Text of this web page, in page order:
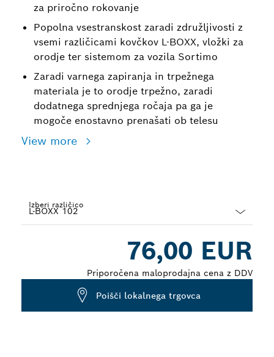
za priročno rokovanje
Popolna vsestranskost zaradi združljivosti z
vsemi različicami kovčkov L-BOXX, vložki za
orodje ter sistemom za vozila Sortimo
Zaradi varnega zapiranja in trpežnega
materiala je to orodje trpežno, zaradi
dodatnega sprednjega ročaja pa ga je
mogoče enostavno prenašati ob telesu
View more
Izberi različico
76,00 EUR
Priporočena maloprodajna cena z DDV
Poišči lokalnega trgovca